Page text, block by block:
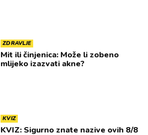
ZDRAVLJE
Mit ili činjenica: Može li zobeno
mlijeko izazvati akne?
KVIZ
KVIZ: Sigurno znate nazive ovih 8/8